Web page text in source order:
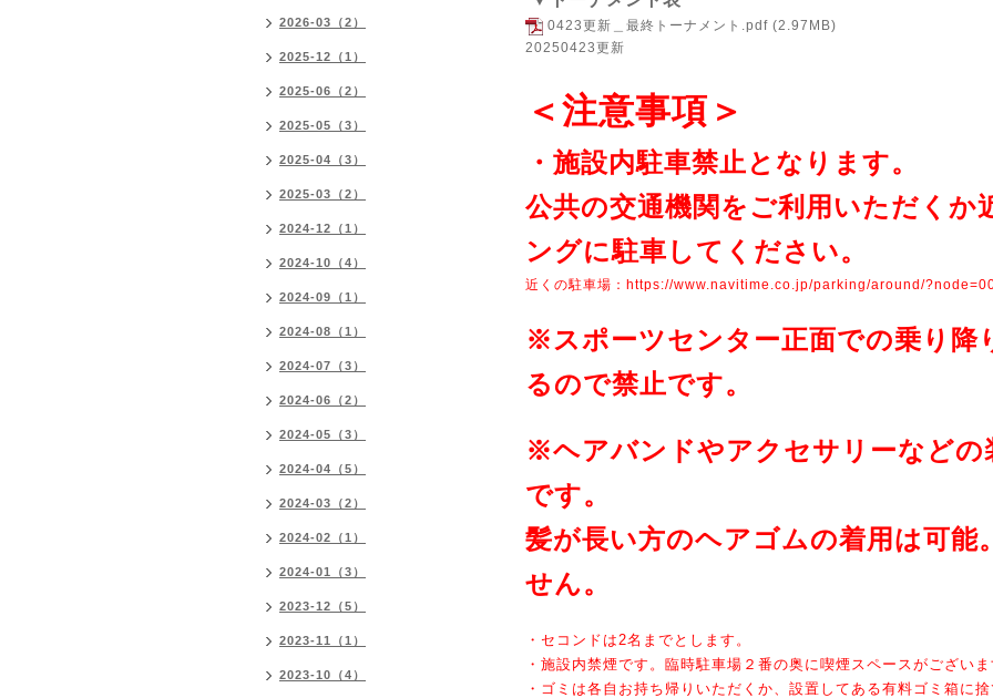
0423更新＿最終トーナメント.pdf (2.97MB)
20250423更新
＜注意事項＞
・施設内駐車禁止となります。
公共の交通機関をご利用いただくか
ングに駐車してください。
近くの駐車場： https://www.navitime.co.jp/parking/around/
※スポーツセンター正面での乗り降
るので禁止です。
※ヘアバンドやアクセサリーなどの
です。
髪が長い方のヘアゴムの着用は可能
せん。
・セコンドは2名までとします。
・施設内禁煙です。臨時駐車場２番の奥に喫煙スペースがござい
・ゴミは各自お持ち帰りいただくか、設置してある有料ゴミ箱に
2026-03（2）
2025-12（1）
2025-06（2）
2025-05（3）
2025-04（3）
2025-03（2）
2024-12（1）
2024-10（4）
2024-09（1）
2024-08（1）
2024-07（3）
2024-06（2）
2024-05（3）
2024-04（5）
2024-03（2）
2024-02（1）
2024-01（3）
2023-12（5）
2023-11（1）
2023-10（4）